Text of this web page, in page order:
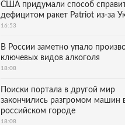
США придумали способ
дефицитом ракет Patriot из-за
16:53
В России заметно упало
ключевых видов алкоголя
18:08
Поиски портала в другой мир
закончились разгромом машин
российском городе
18:08